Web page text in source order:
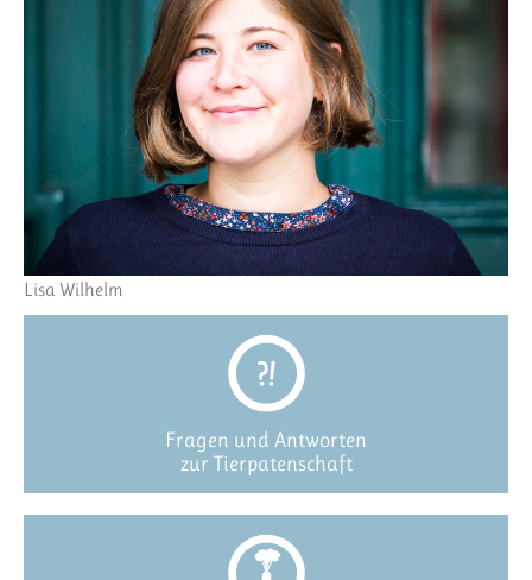
Lisa Wilhelm
Fragen und Antworten
zur Tierpatenschaft